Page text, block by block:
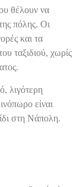
θέλουν να
πόλης. Οι
και τα
ταξιδιού, χωρίς
λιγότερη
είναι
στη Νάπολη.